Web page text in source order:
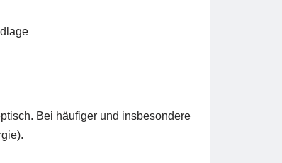
Bei häufiger und insbesondere